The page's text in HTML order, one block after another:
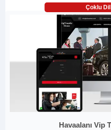
Çoklu
Havaalanı Vip